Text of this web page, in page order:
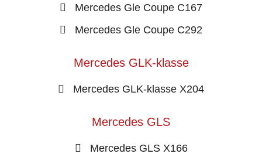
Mercedes Gle Coupe C167
Mercedes Gle Coupe C292
Mercedes GLK-klasse
Mercedes GLK-klasse X204
Mercedes GLS
Mercedes GLS X166